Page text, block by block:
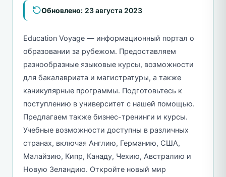
Обновлено: 23 августа 2023
Education Voyage — информационный портал о
образовании за рубежом. Предоставляем
разнообразные языковые курсы, возможности
для бакалавриата и магистратуры, а также
каникулярные программы. Подготовьтесь к
поступлению в университет с нашей помощью.
Предлагаем также бизнес-тренинги и курсы.
Учебные возможности доступны в различных
странах, включая Англию, Германию, США,
Малайзию, Кипр, Канаду, Чехию, Австралию и
Новую Зеландию. Откройте новый мир